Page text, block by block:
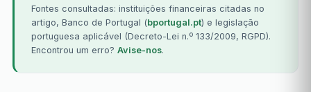
Fontes consultadas: instituições financeiras citadas no
artigo, Banco de Portugal (bportugal.pt) e legislação
portuguesa aplicável (Decreto-Lei n.º 133/2009, RGPD).
Encontrou um erro? Avise-nos.